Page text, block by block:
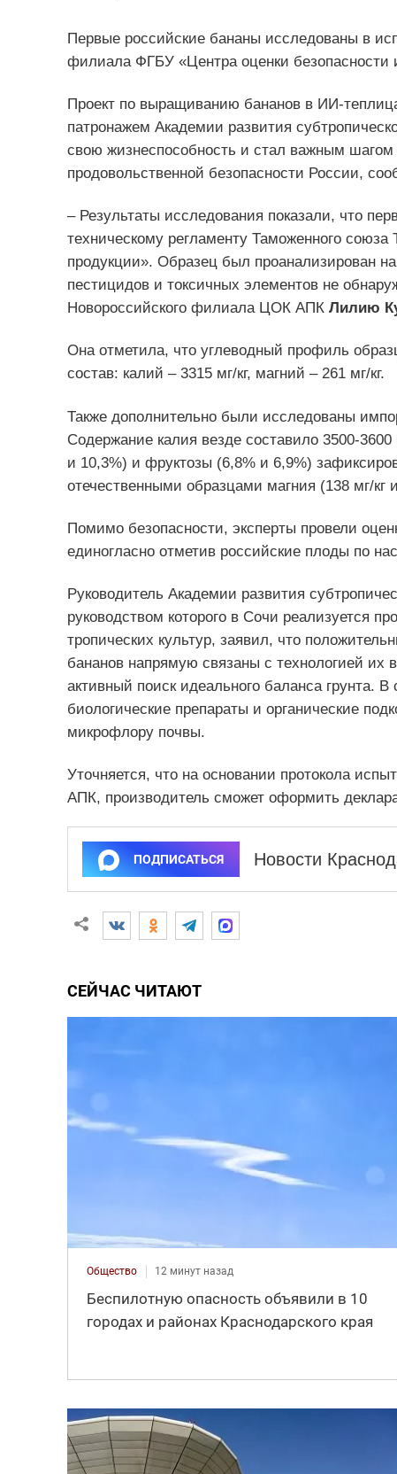
Первые российские бананы исследованы в
филиала ФГБУ «Центра оценки безопасности
Проект по выращиванию бананов в ИИ-
патронажем Академии развития
свою жизнеспособность и стал важным
продовольственной безопасности России,
– Результаты исследования показали, что
техническому регламенту Таможенного
продукции». Образец был проанализирован
пестицидов и токсичных элементов не
Новороссийского филиала ЦОК АПК Лилию
Она отметила, что углеводный профиль
состав: калий – 3315 мг/кг, магний – 261 мг/кг.
Также дополнительно были исследованы
Содержание калия везде составило 3500-
и 10,3%) и фруктозы (6,8% и 6,9%)
отечественными образцами магния (138 мг/кг
Помимо безопасности, эксперты провели
единогласно отметив российские плоды по
Руководитель Академии развития
руководством которого в Сочи реализуется
тропических культур, заявил, что
бананов напрямую связаны с технологией
активный поиск идеального баланса грунта.
биологические препараты и органические
микрофлору почвы.
Уточняется, что на основании протокола
АПК, производитель сможет оформить
ПОДПИСАТЬСЯ Новости
СЕЙЧАС ЧИТАЮТ
Общество 12 минут назад
Беспилотную опасность объявили в 10
городах и районах Краснодарского края